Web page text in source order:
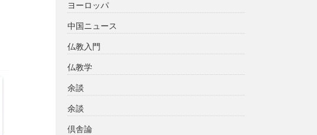
ヨーロッパ
中国ニュース
仏教入門
仏教学
余談
余談
倶舎論